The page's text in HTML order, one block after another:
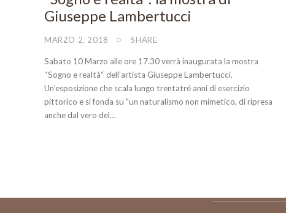
Giuseppe Lambertucci
MARZO 2, 2018 SHARE
Sabato 10 Marzo alle ore 17.30 verrà inaugurata la mostra
“Sogno e realtà“ dell’artista Giuseppe Lambertucci.
Un’esposizione che scala lungo trentatré anni di esercizio
pittorico e si fonda su "un naturalismo non mimetico, di ripresa
anche dal vero del…